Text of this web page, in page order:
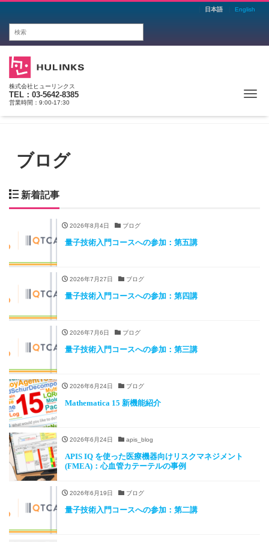
日本語 English
株式会社ヒューリンクス
TEL：03-5642-8385
営業時間：9:00-17:30
ブログ
新着記事
2026年8月4日 ブログ
量子技術入門コースへの参加：第五講
2026年7月27日 ブログ
量子技術入門コースへの参加：第四講
2026年7月6日 ブログ
量子技術入門コースへの参加：第三講
2026年6月24日 ブログ
Mathematica 15 新機能紹介
2026年6月24日 apis_blog
APIS IQ を使った医療機器向けリスクマネジメント
(FMEA)：心血管カテーテルの事例
2026年6月19日 ブログ
量子技術入門コースへの参加：第二講